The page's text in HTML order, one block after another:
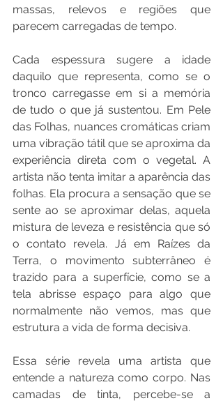
massas, relevos e regiões que
parecem carregadas de tempo.
Cada espessura sugere a idade
daquilo que representa, como se o
tronco carregasse em si a memória
de tudo o que já sustentou. Em Pele
das Folhas, nuances cromáticas criam
uma vibração tátil que se aproxima da
experiência direta com o vegetal. A
artista não tenta imitar a aparência das
folhas. Ela procura a sensação que se
sente ao se aproximar delas, aquela
mistura de leveza e resistência que só
o contato revela. Já em Raízes da
Terra, o movimento subterrâneo é
trazido para a superfície, como se a
tela abrisse espaço para algo que
normalmente não vemos, mas que
estrutura a vida de forma decisiva.
Essa série revela uma artista que
entende a natureza como corpo. Nas
camadas de tinta, percebe-se a